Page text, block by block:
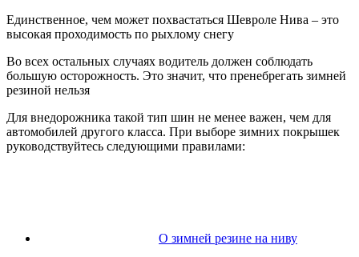
Единственное, чем может похвастаться Шевроле Нива – это
высокая проходимость по рыхлому снегу
Во всех остальных случаях водитель должен соблюдать
большую осторожность. Это значит, что пренебрегать зимней
резиной нельзя
Для внедорожника такой тип шин не менее важен, чем для
автомобилей другого класса. При выборе зимних покрышек
руководствуйтесь следующими правилами:
О зимней резине на ниву